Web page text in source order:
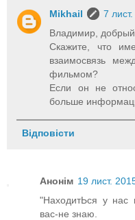
Mikhail
7
Владимир,
Скажите, что
взаимосвязь
фильмом?
Если он не
больше
Відповісти
Анонім 19 лист.
"НаходитЬся у нас
вас-не знаю.